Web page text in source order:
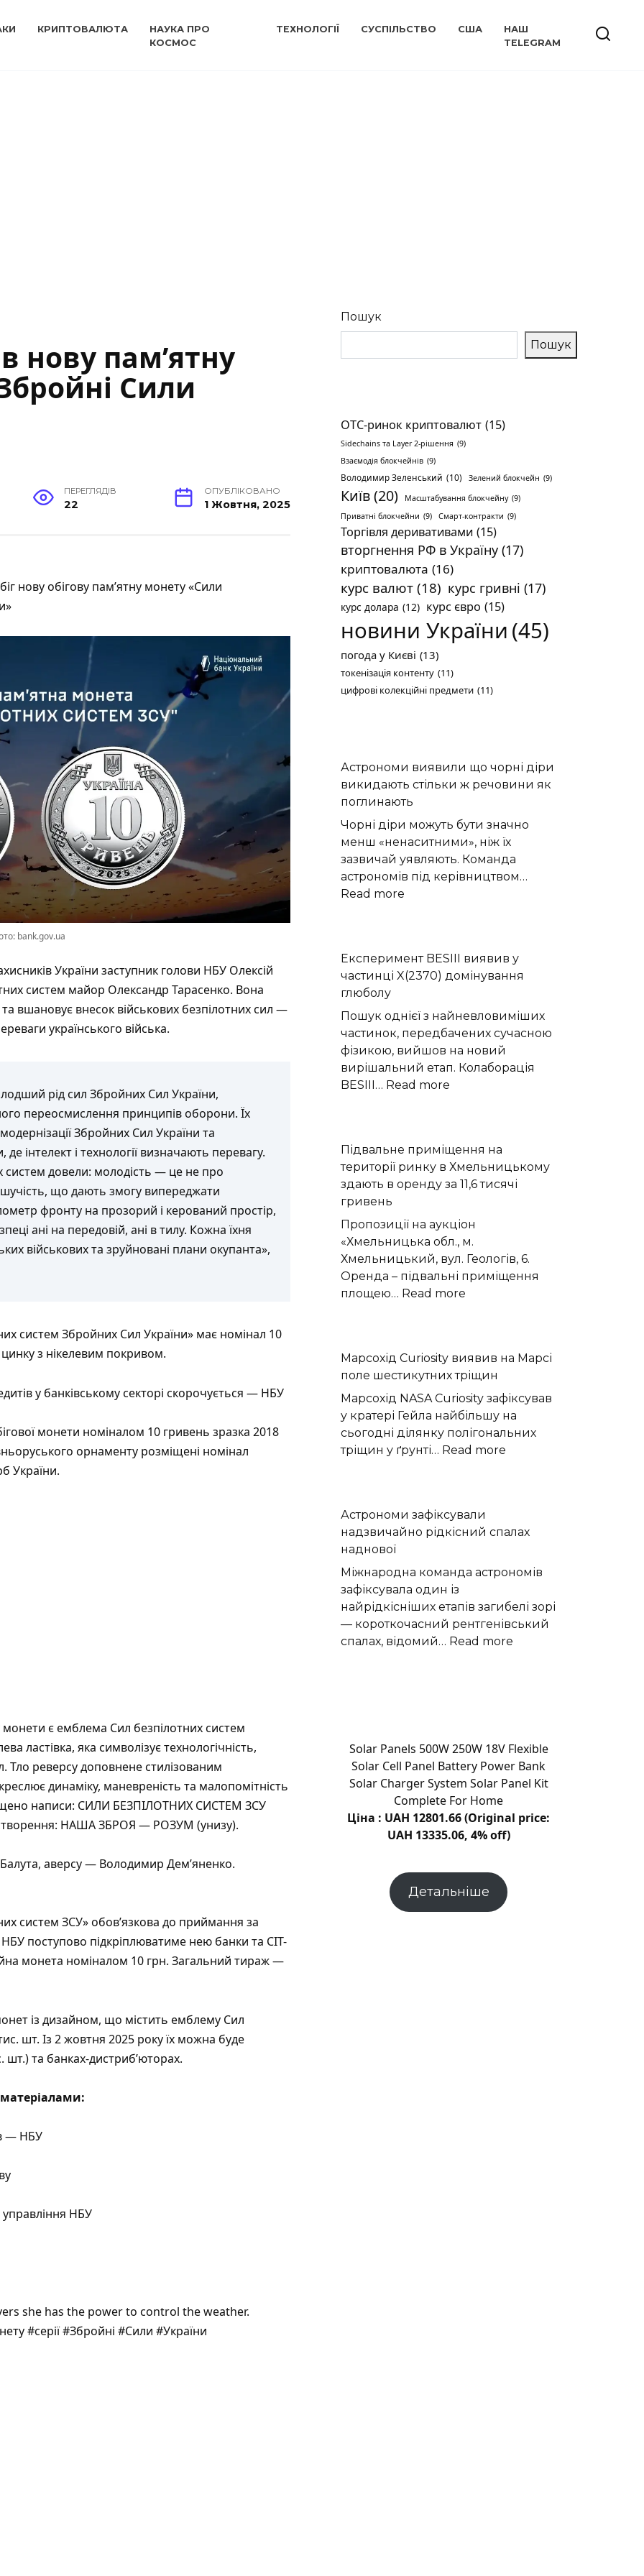
КРИПТОВАЛЮТА
НАУКА ПРО
КОСМОС
ТЕХНОЛОГІЇ СУСПІЛЬСТВО США
НАШ
TELEGRAM
нову памʼятну
Сили
ПЕРЕГЛЯДІВ
22
ОПУБЛІКОВАНО
1 Жовтня, 2025
нову обігову пам’ятну монету «Сили
bank.gov.ua
України заступник голови НБУ Олексій
систем майор Олександр Тарасенко. Вона
вшановує внесок військових безпілотних сил —
українського війська.
рід сил Збройних Сил України,
переосмислення принципів оборони. Їх
Збройних Сил України та
інтелект і технології визначають перевагу.
систем довели: молодість — це не про
що дають змогу випереджати
фронту на прозорий і керований простір,
ані на передовій, ані в тилу. Кожна їхня
військових та зруйновані плани окупанта»,
систем Збройних Сил України» має номінал 10
з нікелевим покривом.
у банківському секторі скорочується — НБУ
монети номіналом 10 гривень зразка 2018
орнаменту розміщені номінал
України.
є емблема Сил безпілотних систем
ластівка, яка символізує технологічність,
Тло реверсу доповнене стилізованим
динаміку, маневреність та малопомітність
написи: СИЛИ БЕЗПІЛОТНИХ СИСТЕМ ЗСУ
створення: НАША ЗБРОЯ — РОЗУМ (унизу).
аверсу — Володимир Дем’яненко.
систем ЗСУ» обов’язкова до приймання за
поступово підкріплюватиме нею банки та СІТ-
монета номіналом 10 грн. Загальний тираж —
із дизайном, що містить емблему Сил
шт. Із 2 жовтня 2025 року їх можна буде
шт.) та банках-дистриб’юторах.
— НБУ
НБУ
she has the power to control the weather.
#серії #Збройні #Сили #України
Пошук
Пошук
OTC-ринок криптовалют (15)
Sidechains та Layer 2-рішення (9)
Взаємодія блокчейнів (9)
Володимир Зеленський (10) Зелений блокчейн (9)
Київ(20) Масштабування блокчейну (9)
Приватні блокчейни (9) Смарт-контракти (9)
Торгівля деривативами (15)
вторгнення РФ в Україну (17)
криптовалюта (16)
курс валют (18) курс гривні (17)
курс долара (12) курс євро (15)
новини України (45)
погода у Києві (13)
токенізація контенту (11)
цифрові колекційні предмети (11)
Астрономи виявили що чорні діри
викидають стільки ж речовини як
поглинають
Чорні діри можуть бути значно
менш «ненаситними», ніж їх
зазвичай уявляють. Команда
астрономів під керівництвом…
Read more
чорні
діри
стільки
ж
речовини
як
поглинають
Експеримент BESIII виявив у
частинці X(2370) домінування
глюболу
Пошук однієї з найневловиміших
частинок, передбачених сучасною
фізикою, вийшов на новий
вирішальний етап. Колаборація
BESIII… Read more
у
частинці
X(2370)
глюболу
Підвальне приміщення на
території ринку в Хмельницькому
здають в оренду за 11,6 тисячі
гривень
Пропозиції на аукціон
«Хмельницька обл., м.
Хмельницький, вул. Геологів, 6.
Оренда – підвальні приміщення
площею… Read more
території
ринку
в
Хмельницькому
здають
в
тисячі
гривень
Марсохід Curiosity виявив на Марсі
поле шестикутних тріщин
Марсохід NASA Curiosity зафіксував
у кратері Гейла найбільшу на
сьогодні ділянку полігональних
тріщин у ґрунті… Read more
Марсі
шестикутних
Астрономи зафіксували
надзвичайно рідкісний спалах
наднової
Міжнародна команда астрономів
зафіксувала один із
найрідкісніших етапів загибелі зорі
— короткочасний рентгенівський
спалах, відомий… Read more
наднової
Solar Panels 500W 250W 18V Flexible
Solar Cell Panel Battery Power Bank
Solar Charger System Solar Panel Kit
Complete For Home
Ціна : UAH 12801.66 (Original price:
UAH 13335.06, 4% off)
Детальніше